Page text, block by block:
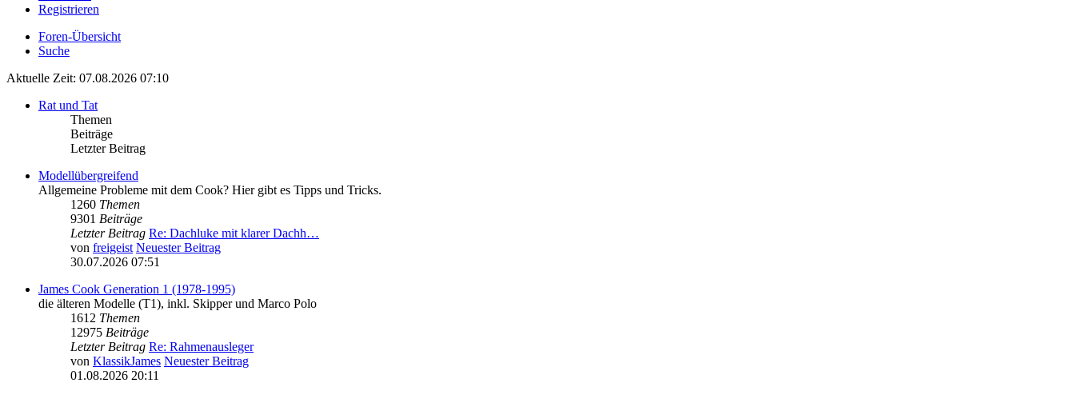
Registrieren
Foren-Übersicht
Suche
Aktuelle Zeit: 07.08.2026 07:10
Rat und Tat
Themen
Beiträge
Letzter Beitrag
Modellübergreifend
Allgemeine Probleme mit dem Cook? Hier gibt es Tipps und Tricks.
1260 Themen
9301 Beiträge
Letzter Beitrag Re: Dachluke mit klarer Dachh…
von freigeist Neuester Beitrag
30.07.2026 07:51
James Cook Generation 1 (1978-1995)
die älteren Modelle (T1), inkl. Skipper und Marco Polo
1612 Themen
12975 Beiträge
Letzter Beitrag Re: Rahmenausleger
von KlassikJames Neuester Beitrag
01.08.2026 20:11